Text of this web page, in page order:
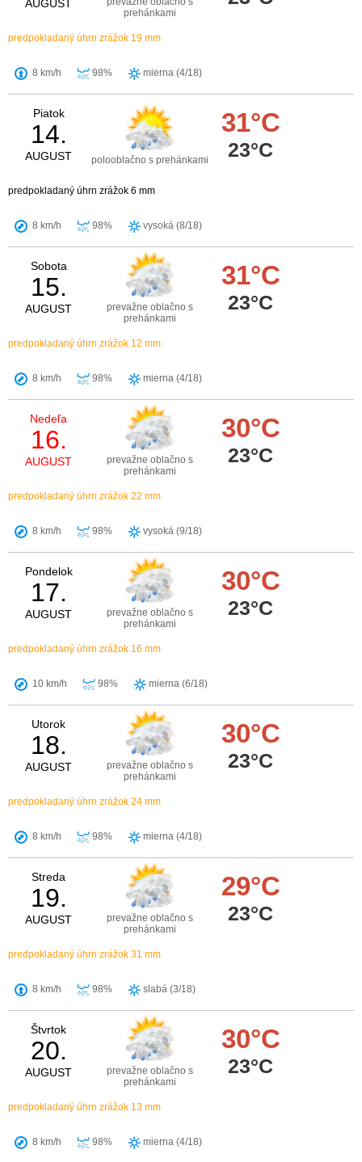
AUGUST
prehánkami
predpokladaný úhrn zrážok 19 mm
8 km/h 98% mierna (4/18)
Piatok
14.
AUGUST polooblačno s prehánkami
31°C
23°C
predpokladaný úhrn zrážok 6 mm
8 km/h 98% vysoká (8/18)
Sobota
15.
AUGUST
prevažne oblačno s
prehánkami
31°C
23°C
predpokladaný úhrn zrážok 12 mm
8 km/h 98% mierna (4/18)
Nedeľa
16.
AUGUST
prevažne oblačno s
prehánkami
30°C
23°C
predpokladaný úhrn zrážok 22 mm
8 km/h 98% vysoká (9/18)
Pondelok
17.
AUGUST
prevažne oblačno s
prehánkami
30°C
23°C
predpokladaný úhrn zrážok 16 mm
10 km/h 98% mierna (6/18)
Utorok
18.
AUGUST
prevažne oblačno s
prehánkami
30°C
23°C
predpokladaný úhrn zrážok 24 mm
8 km/h 98% mierna (4/18)
Streda
19.
AUGUST
prevažne oblačno s
prehánkami
29°C
23°C
predpokladaný úhrn zrážok 31 mm
8 km/h 98% slabá (3/18)
Štvrtok
20.
AUGUST
prevažne oblačno s
prehánkami
30°C
23°C
predpokladaný úhrn zrážok 13 mm
8 km/h 98% mierna (4/18)